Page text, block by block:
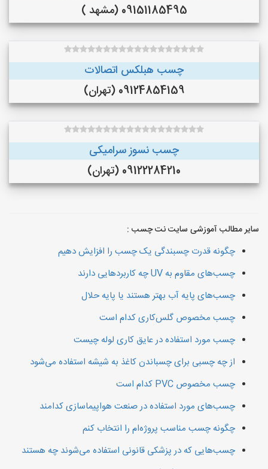
09151185495 (مشهد )
چسب هبلکس اتصالات
09124854159 (تهران)
چسب نسوز سرامیکی
09122284210 (تهران)
سایر مطالب آموزشی سایت نت چسب :
چگونه قدرت چسبندگی یک چسب را افزایش دهیم
چسب‌های مقاوم به UV چه کاربردهایی دارند
چسب‌های پایه آب بهتر هستند یا پایه حلال
چسب مخصوص گلس‌کاری کدام است
چسب مورد استفاده در عایق کاری لوله چیست
از چه چسبی برای چسباندن کاغذ به شیشه استفاده می‌شود
چسب مخصوص PVC کدام است
چسب‌های مورد استفاده در صنعت هواپیماسازی کدامند
چگونه چسب مناسب پروژه‌ام را انتخاب کنم
چسب‌هایی که در پزشکی قانونی استفاده می‌شوند چه هستند